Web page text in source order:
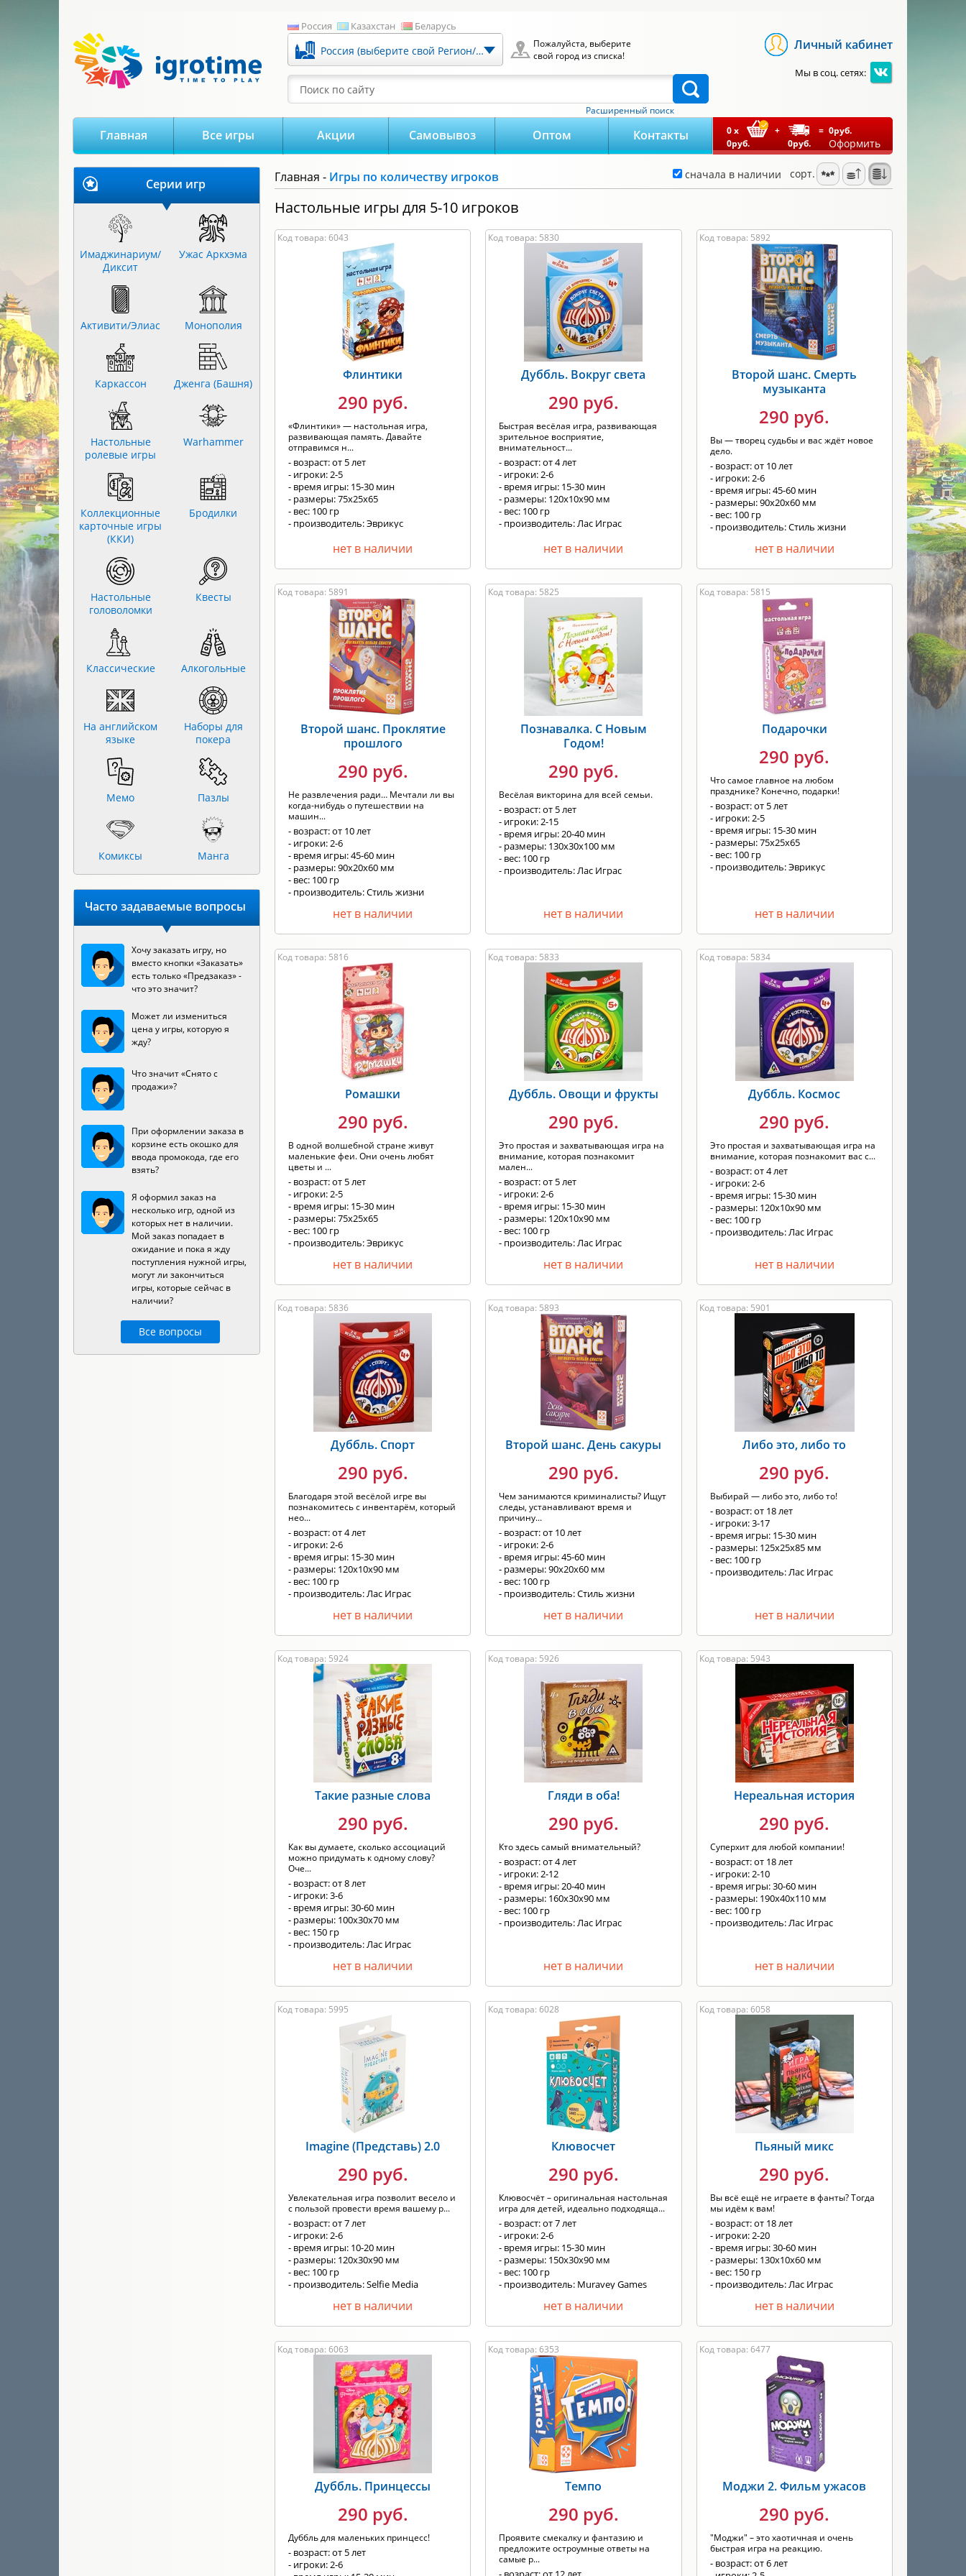
Россия Казахстан Беларусь
Россия (выберите свой Регион/Город)
Пожалуйста, выберите
свой город из списка!
Поиск по сайту
Расширенный поиск
Личный кабинет
Мы в соц. сетях:
Главная Все игры Акции Самовывоз Оптом Контакты 0x
0руб.
+
0руб.
= 0руб.
Оформить
Главная - Игры по количеству игроков сначала в наличии сорт.
Настольные игры для 5-10 игроков
Код товара: 6043
Флинтики
290 руб.
«Флинтики» — настольная игра,
развивающая память. Давайте
отправимся н...
- возраст: от 5 лет
- игроки: 2-5
- время игры: 15-30 мин
- размеры: 75х25х65
- вес: 100 гр
- производитель: Эврикус
нет в наличии
Код товара: 5830
Дуббль. Вокруг света
290 руб.
Быстрая весёлая игра, развивающая
зрительное восприятие,
внимательност...
- возраст: от 4 лет
- игроки: 2-6
- время игры: 15-30 мин
- размеры: 120х10х90 мм
- вес: 100 гр
- производитель: Лас Играс
нет в наличии
Код товара: 5892
Второй шанс. Смерть
музыканта
290 руб.
Вы — творец судьбы и вас ждёт новое
дело.
- возраст: от 10 лет
- игроки: 2-6
- время игры: 45-60 мин
- размеры: 90х20х60 мм
- вес: 100 гр
- производитель: Стиль жизни
нет в наличии
Код товара: 5891
Второй шанс. Проклятие
прошлого
290 руб.
Не развлечения ради… Мечтали ли вы
когда-нибудь о путешествии на
машин...
- возраст: от 10 лет
- игроки: 2-6
- время игры: 45-60 мин
- размеры: 90х20х60 мм
- вес: 100 гр
- производитель: Стиль жизни
нет в наличии
Код товара: 5825
Познавалка. С Новым
Годом!
290 руб.
Весёлая викторина для всей семьи.
- возраст: от 5 лет
- игроки: 2-15
- время игры: 20-40 мин
- размеры: 130х30х100 мм
- вес: 100 гр
- производитель: Лас Играс
нет в наличии
Код товара: 5815
Подарочки
290 руб.
Что самое главное на любом
празднике? Конечно, подарки!
- возраст: от 5 лет
- игроки: 2-5
- время игры: 15-30 мин
- размеры: 75х25х65
- вес: 100 гр
- производитель: Эврикус
нет в наличии
Код товара: 5816
Ромашки
290 руб.
В одной волшебной стране живут
маленькие феи. Они очень любят
цветы и ...
- возраст: от 5 лет
- игроки: 2-5
- время игры: 15-30 мин
- размеры: 75х25х65
- вес: 100 гр
- производитель: Эврикус
нет в наличии
Код товара: 5833
Дуббль. Овощи и фрукты
290 руб.
Это простая и захватывающая игра на
внимание, которая познакомит
мален...
- возраст: от 5 лет
- игроки: 2-6
- время игры: 15-30 мин
- размеры: 120х10х90 мм
- вес: 100 гр
- производитель: Лас Играс
нет в наличии
Код товара: 5834
Дуббль. Космос
290 руб.
Это простая и захватывающая игра на
внимание, которая познакомит вас с...
- возраст: от 4 лет
- игроки: 2-6
- время игры: 15-30 мин
- размеры: 120х10х90 мм
- вес: 100 гр
- производитель: Лас Играс
нет в наличии
Код товара: 5836
Дуббль. Спорт
290 руб.
Благодаря этой весёлой игре вы
познакомитесь с инвентарём, который
нео...
- возраст: от 4 лет
- игроки: 2-6
- время игры: 15-30 мин
- размеры: 120х10х90 мм
- вес: 100 гр
- производитель: Лас Играс
нет в наличии
Код товара: 5893
Второй шанс. День сакуры
290 руб.
Чем занимаются криминалисты? Ищут
следы, устанавливают время и
причину...
- возраст: от 10 лет
- игроки: 2-6
- время игры: 45-60 мин
- размеры: 90х20х60 мм
- вес: 100 гр
- производитель: Стиль жизни
нет в наличии
Код товара: 5901
Либо это, либо то
290 руб.
Выбирай — либо это, либо то!
- возраст: от 18 лет
- игроки: 3-17
- время игры: 15-30 мин
- размеры: 125x25x85 мм
- вес: 100 гр
- производитель: Лас Играс
нет в наличии
Код товара: 5924
Такие разные слова
290 руб.
Как вы думаете, сколько ассоциаций
можно придумать к одному слову?
Оче...
- возраст: от 8 лет
- игроки: 3-6
- время игры: 30-60 мин
- размеры: 100х30х70 мм
- вес: 150 гр
- производитель: Лас Играс
нет в наличии
Код товара: 5926
Гляди в оба!
290 руб.
Кто здесь самый внимательный?
- возраст: от 4 лет
- игроки: 2-12
- время игры: 20-40 мин
- размеры: 160х30х90 мм
- вес: 100 гр
- производитель: Лас Играс
нет в наличии
Код товара: 5943
Нереальная история
290 руб.
Суперхит для любой компании!
- возраст: от 18 лет
- игроки: 2-10
- время игры: 30-60 мин
- размеры: 190х40х110 мм
- вес: 100 гр
- производитель: Лас Играс
нет в наличии
Код товара: 5995
Imagine (Представь) 2.0
290 руб.
Увлекательная игра позволит весело и
с пользой провести время вашему р...
- возраст: от 7 лет
- игроки: 2-6
- время игры: 10-20 мин
- размеры: 120х30х90 мм
- вес: 100 гр
- производитель: Selfie Media
нет в наличии
Код товара: 6028
Клювосчет
290 руб.
Клювосчёт – оригинальная настольная
игра для детей, идеально подходяща...
- возраст: от 7 лет
- игроки: 2-6
- время игры: 15-30 мин
- размеры: 150x30x90 мм
- вес: 100 гр
- производитель: Muravey Games
нет в наличии
Код товара: 6058
Пьяный микс
290 руб.
Вы всё ещё не играете в фанты? Тогда
мы идём к вам!
- возраст: от 18 лет
- игроки: 2-20
- время игры: 30-60 мин
- размеры: 130х10х60 мм
- вес: 150 гр
- производитель: Лас Играс
нет в наличии
Код товара: 6063
Дуббль. Принцессы
290 руб.
Дуббль для маленьких принцесс!
- возраст: от 5 лет
- игроки: 2-6
Код товара: 6353
Темпо
290 руб.
Проявите смекалку и фантазию и
предложите остроумные ответы на
самые р...
Код товара: 6477
Моджи 2. Фильм ужасов
290 руб.
"Моджи" – это хаотичная и очень
быстрая игра на реакцию.
- возраст: от 6 лет
Серии игр
Имаджинариум/
Диксит
Ужас Аркхэма
Активити/Элиас Монополия
Каркассон Дженга (Башня)
Настольные
ролевые игры
Warhammer
Коллекционные
карточные игры
(ККИ)
Бродилки
Настольные
головоломки
Квесты
Классические Алкогольные
На английском
языке
Наборы для
покера
Мемо Пазлы
Комиксы Манга
Часто задаваемые вопросы
Хочу заказать игру, но
вместо кнопки «Заказать»
есть только «Предзаказ» -
что это значит?
Может ли измениться
цена у игры, которую я
жду?
Что значит «Снято с
продажи»?
При оформлении заказа в
корзине есть окошко для
ввода промокода, где его
взять?
Я оформил заказ на
несколько игр, одной из
которых нет в наличии.
Мой заказ попадает в
ожидание и пока я жду
поступления нужной игры,
могут ли закончиться
игры, которые сейчас в
наличии?
Все вопросы